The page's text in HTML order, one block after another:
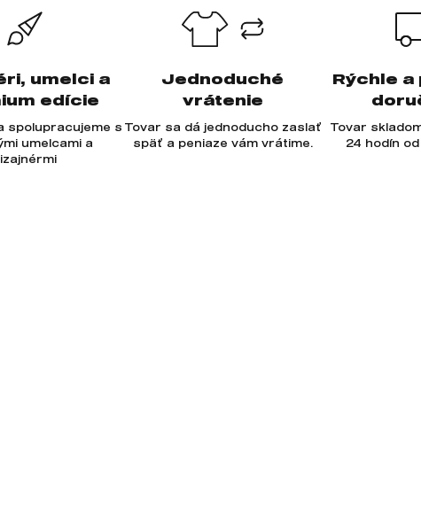
umelci a
edície
spolupracujeme s
umelcami a
Jednoduché
vrátenie
Tovar sa dá jednoducho zaslať
späť a peniaze vám vrátime.
Rýchle a
Tovar
24 hodín